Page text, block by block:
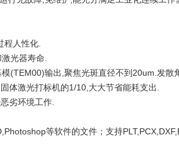
程人性化.
光器寿命.
(TEM00)输出,聚焦光斑直径不到20um.发散
体激光打标机的1/10,大大节省能耗支出.
劣环境工作.
等软件的文件；支持